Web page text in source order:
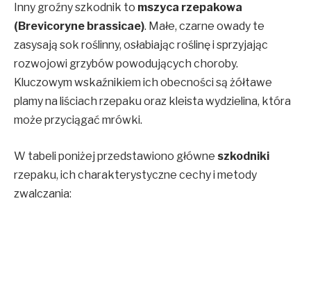
Inny groźny szkodnik to mszyca rzepakowa
(Brevicoryne brassicae). Małe, czarne owady te
zasysają sok roślinny, osłabiając roślinę i sprzyjając
rozwojowi grzybów powodujących choroby.
Kluczowym wskaźnikiem ich obecności są żółtawe
plamy na liściach rzepaku oraz kleista wydzielina, która
może przyciągać mrówki.
W tabeli poniżej przedstawiono główne szkodniki
rzepaku, ich charakterystyczne cechy i metody
zwalczania: